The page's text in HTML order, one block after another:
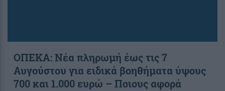
ΟΠΕΚΑ: Νέα πληρωμή έως τις 7
Αυγούστου για ειδικά βοηθήματα ύψους
700 και 1.000 ευρώ – Ποιους αφορά